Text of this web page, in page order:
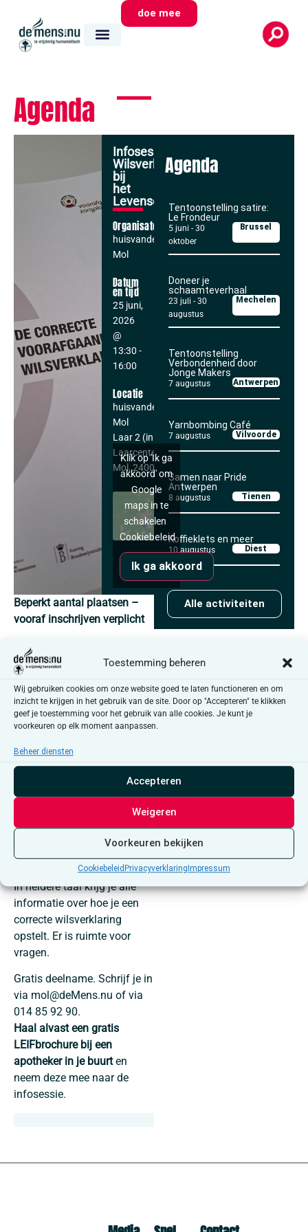
Toestemming beheren
Wij gebruiken cookies om onze website goed te laten functioneren en om
inzicht te krijgen in het gebruik van de site. Door op "Accepteren" te klikken
geef je toestemming voor het gebruik van alle cookies. Je kunt je
voorkeuren op elk moment aanpassen.
Beheer diensten
Accepteren
Weigeren
Voorkeuren bekijken
Cookiebeleid Privacyverklaring Impressum
doe mee
Agenda
Infosessie:
Wilsverklaringen
bij
het
Levenseinde
Organisator
huisvandeMens
Mol
Datum
en tijd
25 juni,
2026
@
13:30 -
16:00
Locatie
huisvandeMens
Mol
Laar 2 (in het
Laarcenter)
Mol, 2400
Klik op 'Ik ga
akkoord' om
Google
maps in te
schakelen
Cookiebeleid
Ik ga akkoord
Beperkt aantal plaatsen –
vooraf inschrijven verplicht
Welke documenten kan je nu
al in orde maken voor later,
wanneer je het niet meer zelf
kan zeggen? Wat is een
‘Negatieve Wilsverklaring’ en
hoe kan deze jou helpen om
je leven niet onnodig te
worden? Hoe zit het bij
En hoe zit die
euthanasiewetgeving juist in
elkaar?
In heldere taal krijg je alle
informatie over hoe je een
correcte wilsverklaring
opstelt. Er is ruimte voor
vragen.
Gratis deelname. Schrijf je in
via mol@deMens.nu of via
014 85 92 90.
Haal alvast een gratis
LEIFbrochure bij een
apotheker in je buurten
neem deze mee naar de
infosessie.
Agenda
Tentoonstelling satire:
Le Frondeur
5 juni - 30
oktober
Brussel
Doneer je
schaamteverhaal
23 juli - 30
augustus
Mechelen
Tentoonstelling
Verbondenheid door
Jonge Makers
7 augustus Antwerpen
Yarnbombing Café
7 augustus Vilvoorde
Samen naar Pride
Antwerpen
8 augustus Tienen
Koffieklets en meer
10 augustus Diest
Alle activiteiten